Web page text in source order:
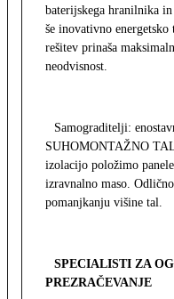
baterijskega hranilnika
še inovativno energetsko
rešitev prinaša
neodvisnost.
Samograditelji:
SUHOMONTAŽNO
izolacijo položimo
izravnalno maso.
pomanjkanju višine tal.
SPECIALISTI ZA
PREZRAČEVANJE